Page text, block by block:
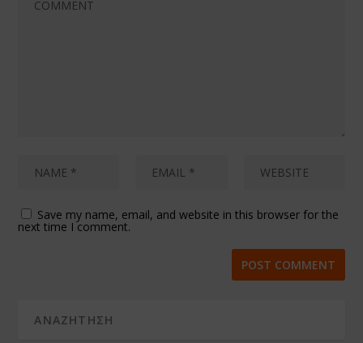
Save my name, email, and website in this browser for the
next time I comment.